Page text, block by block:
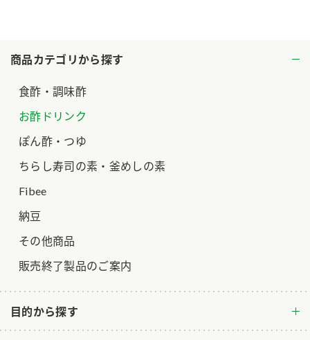
商品カテゴリから探す
食酢・調味酢
お酢ドリンク
ぽん酢・つゆ
ちらし寿司の素・釜めしの素
Fibee
納豆
その他商品
販売終了製品のご案内
目的から探す